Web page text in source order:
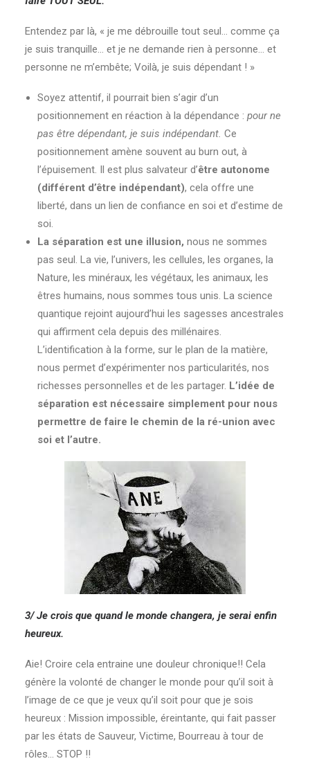
Entendez par là, « je me débrouille tout seul… comme ça
je suis tranquille… et je ne demande rien à personne… et
personne ne m’embête; Voilà, je suis dépendant ! »
Soyez attentif, il pourrait bien s’agir d’un
positionnement en réaction à la dépendance : pour ne
pas être dépendant, je suis indépendant. Ce
positionnement amène souvent au burn out, à
l’épuisement. Il est plus salvateur d’être autonome
(différent d’être indépendant), cela offre une
liberté, dans un lien de confiance en soi et d’estime de
soi.
La séparation est une illusion, nous ne sommes
pas seul. La vie, l’univers, les cellules, les organes, la
Nature, les minéraux, les végétaux, les animaux, les
êtres humains, nous sommes tous unis. La science
quantique rejoint aujourd’hui les sagesses ancestrales
qui affirment cela depuis des millénaires.
L’identification à la forme, sur le plan de la matière,
nous permet d’expérimenter nos particularités, nos
richesses personnelles et de les partager. L’idée de
séparation est nécessaire simplement pour nous
permettre de faire le chemin de la ré-union avec
soi et l’autre.
3/ Je crois que quand le monde changera, je serai enfin
heureux.
Aie! Croire cela entraine une douleur chronique!! Cela
génère la volonté de changer le monde pour qu’il soit à
l’image de ce que je veux qu’il soit pour que je sois
heureux : Mission impossible, éreintante, qui fait passer
par les états de Sauveur, Victime, Bourreau à tour de
rôles… STOP !!